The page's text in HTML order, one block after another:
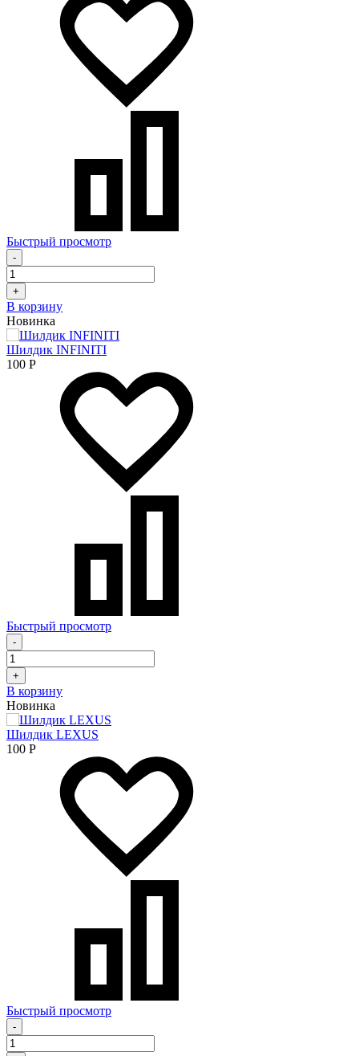
Быстрый просмотр
-
+
В корзину
Новинка
Шилдик INFINITI
100 Р
Быстрый просмотр
-
+
В корзину
Новинка
Шилдик LEXUS
100 Р
Быстрый просмотр
-